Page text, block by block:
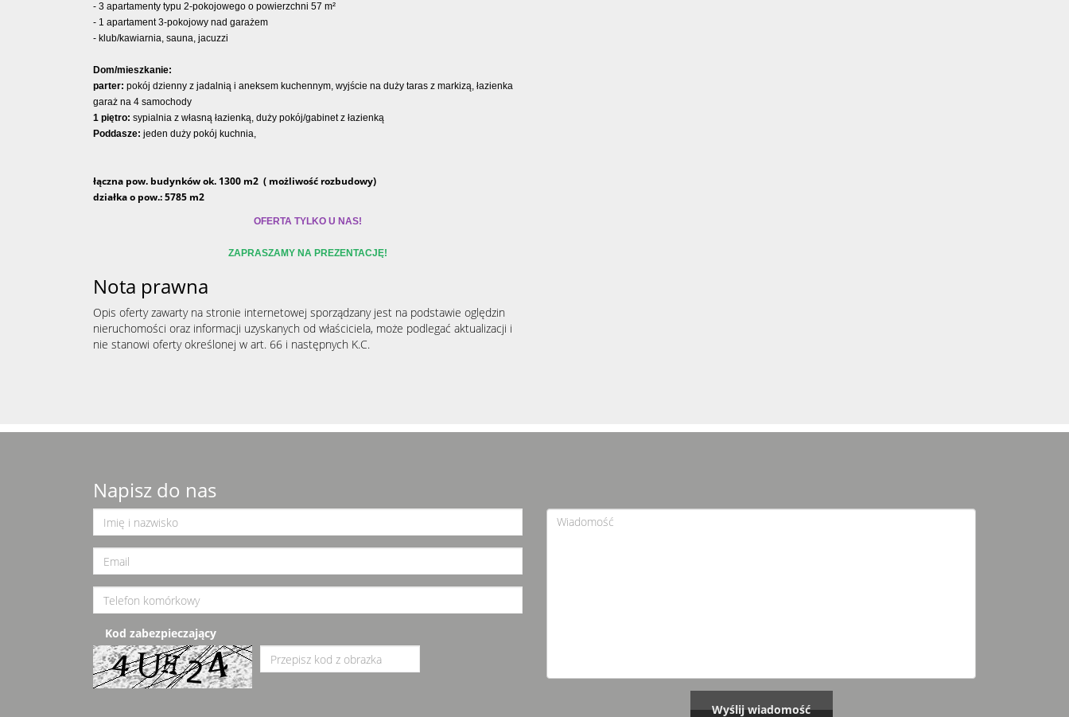
- 3 apartamenty typu 2-pokojowego o powierzchni 57 m²
- 1 apartament 3-pokojowy nad garażem
- klub/kawiarnia, sauna, jacuzzi
Dom/mieszkanie:
parter: pokój dzienny z jadalnią i aneksem kuchennym, wyjście na duży taras z markizą, łazienka
garaż na 4 samochody
1 piętro: sypialnia z własną łazienką, duży pokój/gabinet z łazienką
Poddasze: jeden duży pokój kuchnia,
łączna pow. budynków ok. 1300 m2 ( możliwość rozbudowy)
działka o pow.: 5785 m2
OFERTA TYLKO U NAS!
ZAPRASZAMY NA PREZENTACJĘ!
Nota prawna
Opis oferty zawarty na stronie internetowej sporządzany jest na podstawie oględzin
nieruchomości oraz informacji uzyskanych od właściciela, może podlegać aktualizacji i
nie stanowi oferty określonej w art. 66 i następnych K.C.
Napisz do nas
Kod zabezpieczający